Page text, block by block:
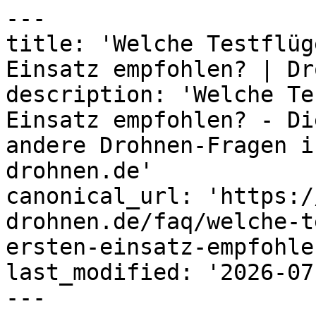
---
title: 'Welche
Einsatz empfohlen? |
description: 'Welche
Einsatz empfohlen? -
andere Drohnen-
drohnen.de'
canonical_url: 'https://
drohnen.de/faq/
ersten-einsatz-
last_modified: '2026-
---